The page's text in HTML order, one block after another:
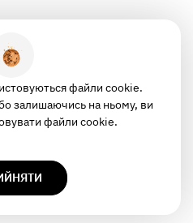
файли cookie.
залишаючись на ньому, ви
файли cookie.